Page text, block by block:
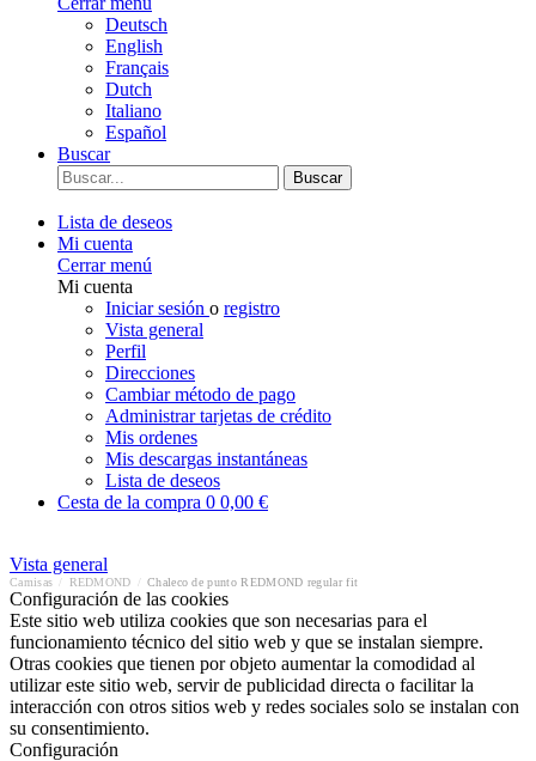
Deutsch
English
Français
Dutch
Italiano
Español
Buscar
Buscar
Lista de deseos
Mi cuenta
Cerrar menú
Mi cuenta
Iniciar sesión o registro
Vista general
Perfil
Direcciones
Cambiar método de pago
Administrar tarjetas de crédito
Mis ordenes
Mis descargas instantáneas
Lista de deseos
Cesta de la compra 0 0,00 €
Vista general
Camisas REDMOND Chaleco de punto REDMOND regular fit
Configuración de las cookies
Este sitio web utiliza cookies que son necesarias para el
funcionamiento técnico del sitio web y que se instalan siempre.
Otras cookies que tienen por objeto aumentar la comodidad al
utilizar este sitio web, servir de publicidad directa o facilitar la
interacción con otros sitios web y redes sociales solo se instalan con
su consentimiento.
Configuración